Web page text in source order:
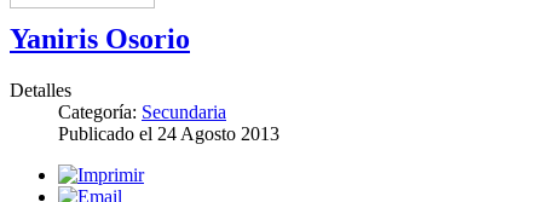
Yaniris Osorio
Detalles
Categoría: Secundaria
Publicado el 24 Agosto 2013